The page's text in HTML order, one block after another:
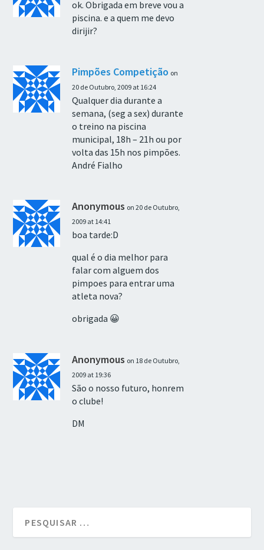
ok. Obrigada em breve vou a
piscina. e a quem me devo
dirijir?
Pimpões Competição on
20 de Outubro, 2009 at 16:24
Qualquer dia durante a
semana, (seg a sex) durante
o treino na piscina
municipal, 18h – 21h ou por
volta das 15h nos pimpões.
André Fialho
Anonymous on 20 de Outubro,
2009 at 14:41
boa tarde:D
qual é o dia melhor para
falar com alguem dos
pimpoes para entrar uma
atleta nova?
obrigada 😀
Anonymous on 18 de Outubro,
2009 at 19:36
São o nosso futuro, honrem
o clube!
DM